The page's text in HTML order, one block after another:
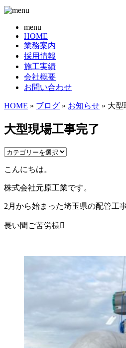
menu
HOME
業務案内
採用情報
施工実績
会社概要
お問い合わせ
HOME » ブログ » お知らせ » 大型
大型現場工事完了
こんにちは。
株式会社元原工業です。
2月から始まった埼玉県の配管工
長い間ご苦労様